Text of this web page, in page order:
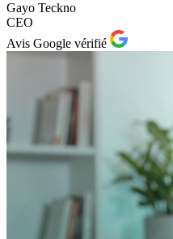
Gayo Teckno
CEO
Avis Google vérifié